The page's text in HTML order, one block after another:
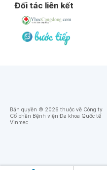
Đối tác liên kết
Bản quyền © 2026 thuộc về Công ty
Cổ phần Bệnh viện Đa khoa Quốc tế
Vinmec